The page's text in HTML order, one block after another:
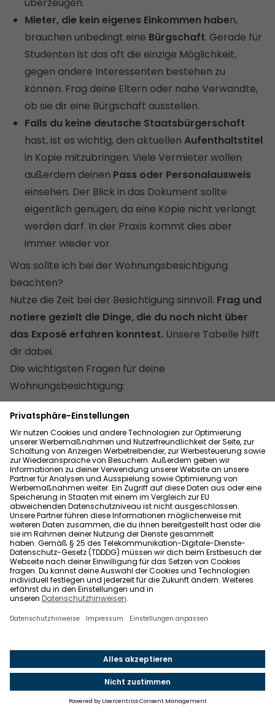
überzeugen.
Mieter, die kein eigenes Einkommen haben,
brauchen unbedingt eine Bürgschaft. Gerade für
Studenten ist das oft die einzige Möglichkeit,
gegen andere Interessenten bestehen zu
können. Frag deine Eltern oder nahe Verwandte,
ob sie dir eine Bürgschaft ausstellen.
Falls du keine deutsche Staatsbürgerschaft
hast, ist es wichtig, den aktuellen Aufenthaltstitel
in Kopie mitzubringen. Viele Vermieter wollen
außerdem deinen Pass oder Personalausweis
einsehen. Der Blick in das Dokument sollte
eigentlich genügen, da eine Kopie nicht verlangt
werden darf. In der Praxis kommt dies aber
immer wieder vor.
Was sollte ich bei der Wohnungsbesichtigung
beachten?
Nutze die Zeit bei der Besichtigung sinnvoll. Frag und
notiere gezielt die Dinge, die du noch nicht über
das Exposé erfahren konntest. Unsere Tabelle hilft
dir dabei.
Die wichtigsten Fragen für deine
Wohnungsbesichtigung:
In welchem Zustand ist das Haus, in dem sich die
Wohnung befindet?
Gibt es Risse in der Fassade oder im Treppenhaus
(Sanierungsbedarf)?
Aus welchem Material wurde das Haus gebaut?
Gibt es in der Wohnung ein Schimmelproblem?
Sind Außenwände, Decke und Fußboden
gedämmt?
Hat der Boden einen Trittschallschutz?
Falls du einen eigenen Kellerraum nutzen kannst:
Ist er trocken?
In welchem Stockwerk liegt die Wohnung?
Sind Fenster, Türen und Fußböden in gutem
Wie gut sind Einbauküche und Bäder